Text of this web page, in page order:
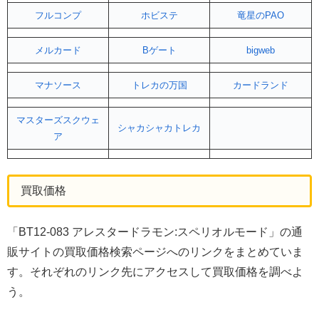
フルコンプ ホビステ 竜星のPAO
メルカード Bゲート bigweb
マナソース トレカの万国 カードランド
マスターズスクウェ
ア
シャカシャカトレカ
買取価格
「BT12-083 アレスタードラモン:スペリオルモード」の通
販サイトの買取価格検索ページへのリンクをまとめていま
す。それぞれのリンク先にアクセスして買取価格を調べよ
う。